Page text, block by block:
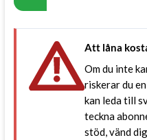
Att låna
Om du inte
riskerar du en
kan leda till
teckna
stöd, vänd